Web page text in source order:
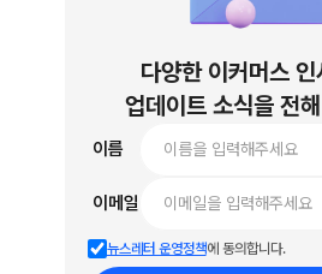
다양한 이커머스
업데이트 소식을 전
이름
이메일
뉴스레터 운영정책에 동의합니다.